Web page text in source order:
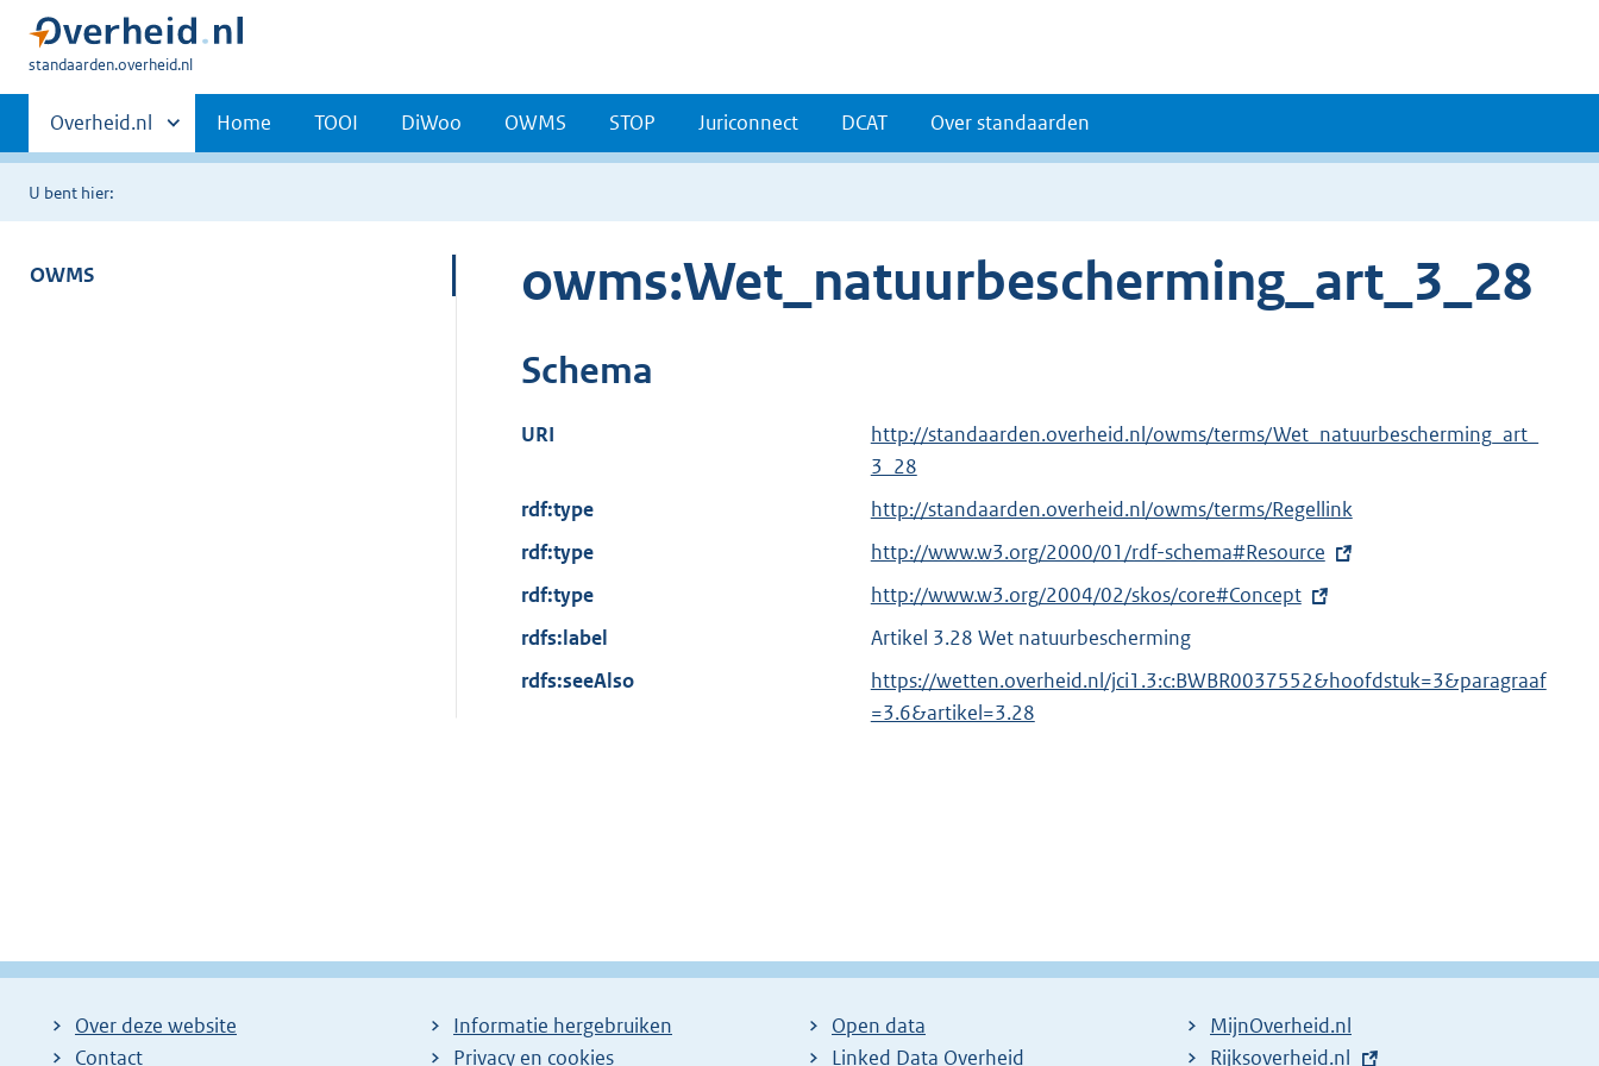
U
hier:
standaarden.overheid.nl
Primaire
navigatie
Andere
sites
binnen
Overheid.nl Home TOOI DiWoo OWMS STOP Juriconnect DCAT Over standaarden
U bent hier:
OWMS owms:Wet_natuurbescherming_art_3_28
Schema
URI
http://standaarden.overheid.nl/owms/terms/Wet_natuurbescherming_art_
3_28
rdf:type
http://standaarden.overheid.nl/owms/terms/Regellink
rdf:type
E
x
e
r
n
http://www.w3.org/2000/01/rdf-schema#Resource
rdf:type
E
x
e
r
http://www.w3.org/2004/02/skos/core#Concept
rdfs:label
Artikel 3.28 Wet natuurbescherming
rdfs:seeAlso
https://wetten.overheid.nl/jci1.3:c:BWBR0037552&hoofdstuk=3&paragraaf
=3.6&artikel=3.28
Over deze website
Contact
Informatie hergebruiken
Privacy en cookies
Open data
Linked Data Overheid
MijnOverheid.nl
E
Rijksoverheid.nl